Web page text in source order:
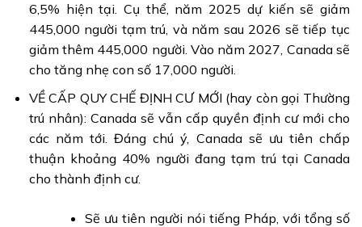
6,5% hiện tại. Cụ thể, năm 2025 dự kiến sẽ giảm
445,000 người tạm trú, và năm sau 2026 sẽ tiếp tục
giảm thêm 445,000 người. Vào năm 2027, Canada sẽ
cho tăng nhẹ con số 17,000 người.
VỀ CẤP QUY CHẾ ĐỊNH CƯ MỚI (hay còn gọi Thường
trú nhân): Canada sẽ vẫn cấp quyền định cư mới cho
các năm tới. Đáng chú ý, Canada sẽ ưu tiên chấp
thuận khoảng 40% người đang tạm trú tại Canada
cho thành định cư.
Sẽ ưu tiên người nói tiếng Pháp, với tổng số